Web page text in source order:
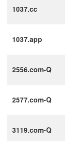
1037.cc
1037.app
2556.com-Q
2577.com-Q
3119.com-Q